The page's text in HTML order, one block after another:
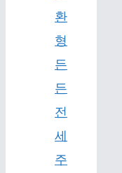
환
형
든
든
전
세
주